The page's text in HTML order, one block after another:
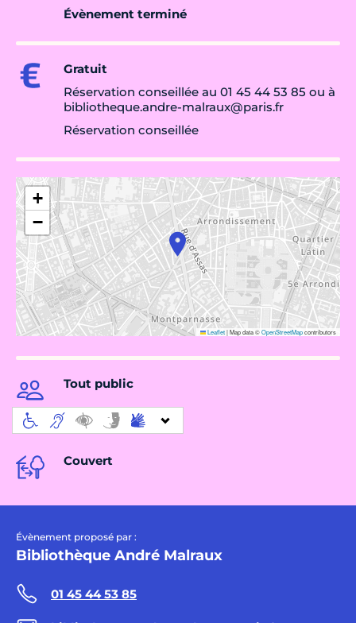
Évènement terminé
Gratuit
Réservation conseillée au 01 45 44 53 85 ou à
bibliotheque.andre-malraux@paris.fr
Réservation conseillée
+
−
Leaflet|Map data ©OpenStreetMapcontributors
Tout public
Couvert
Évènement proposé par :
Bibliothèque André Malraux
01 45 44 53 85